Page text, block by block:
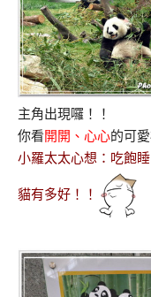
主角出現囉！！
你看開開、心心的可
小羅太太心想：吃飽
貓有多好！！